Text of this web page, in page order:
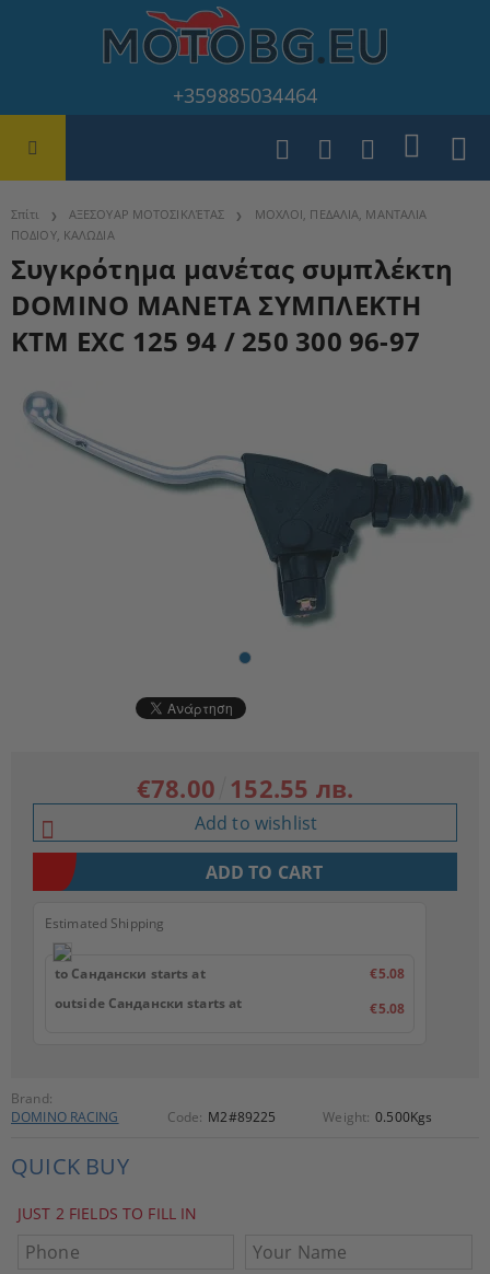
+359885034464
Σπίτι ΑΞΕΣΟΥΑΡ ΜΟΤΟΣΙΚΛΈΤΑΣ
ΜΟΧΛΟΙ, ΠΕΔΑΛΙΑ, ΜΑΝΤΑΛΙΑ
ΠΟΔΙΟΥ, ΚΑΛΩΔΙΑ
Συγκρότημα μανέτας συμπλέκτη
DOMINO ΜΑΝΕΤΑ ΣΥΜΠΛΕΚΤΗ
KTM EXC 125 94 / 250 300 96-97
Brand:
DOMINO RACING
Code: M2#89225 Weight: 0.500Kgs
QUICK BUY
JUST 2 FIELDS TO FILL IN
€78.00 152.55 лв.
Add to wishlist
Estimated Shipping
to Сандански starts at
€5.08
outside Сандански starts at
€5.08